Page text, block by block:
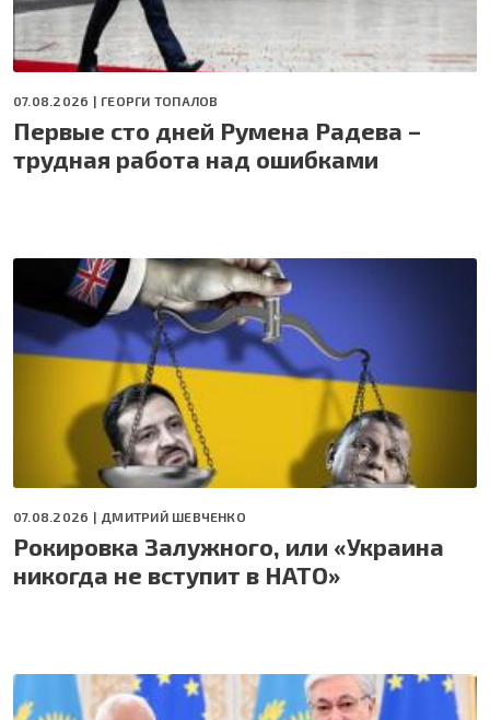
07.08.2026 | ГЕОРГИ ТОПАЛОВ
Первые сто дней Румена Радева –
трудная работа над ошибками
07.08.2026 | ДМИТРИЙ ШЕВЧЕНКО
Рокировка Залужного, или «Украина
никогда не вступит в НАТО»